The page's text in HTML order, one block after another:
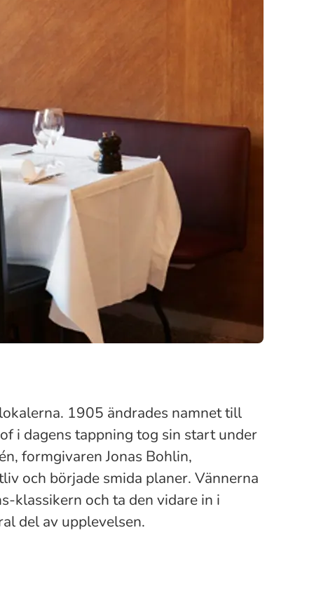
1905 ändrades namnet till
i dagens tappning tog sin start under
formgivaren Jonas Bohlin,
och började smida planer. Vännerna
klassikern och ta den vidare in i
del av upplevelsen.